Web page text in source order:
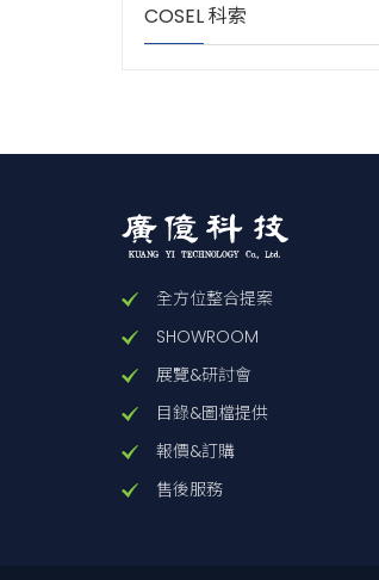
COSEL 科索
全方位整合提案
SHOWROOM
展覽&研討會
目錄&圖檔提供
報價&訂購
售後服務